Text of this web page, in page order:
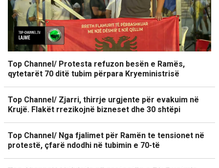
Top Channel/ Protesta refuzon besën e Ramës,
qytetarët 70 ditë tubim përpara Kryeministrisë
Top Channel/ Zjarri, thirrje urgjente për evakuim në
Krujë. Flakët rrezikojnë bizneset dhe 30 shtëpi
Top Channel/ Nga fjalimet për Ramën te tensionet në
protestë, çfarë ndodhi në tubimin e 70-të